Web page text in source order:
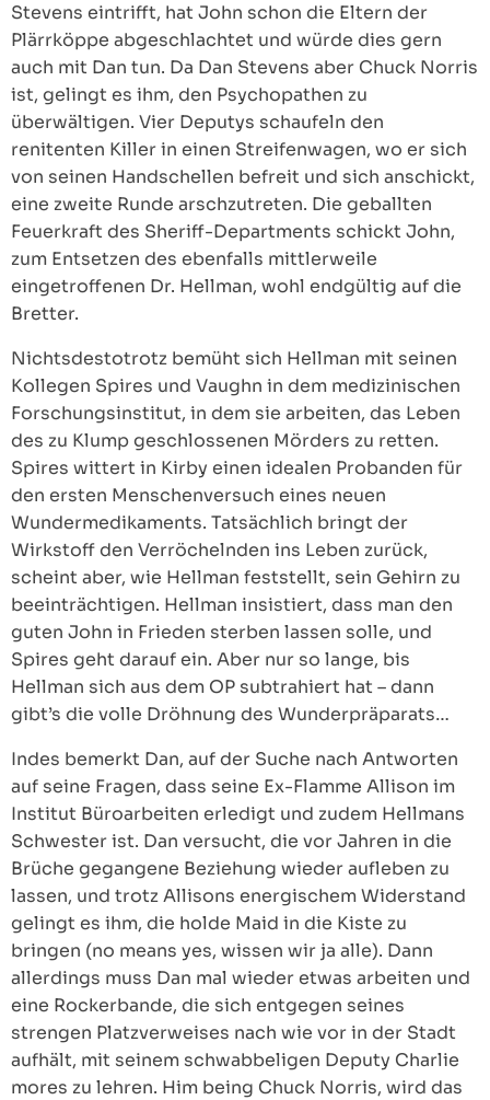
Stevens eintrifft, hat John schon die Eltern der
Plärrköppe abgeschlachtet und würde dies gern
auch mit Dan tun. Da Dan Stevens aber Chuck Norris
ist, gelingt es ihm, den Psychopathen zu
überwältigen. Vier Deputys schaufeln den
renitenten Killer in einen Streifenwagen, wo er sich
von seinen Handschellen befreit und sich anschickt,
eine zweite Runde arschzutreten. Die geballten
Feuerkraft des Sheriff-Departments schickt John,
zum Entsetzen des ebenfalls mittlerweile
eingetroffenen Dr. Hellman, wohl endgültig auf die
Bretter.
Nichtsdestotrotz bemüht sich Hellman mit seinen
Kollegen Spires und Vaughn in dem medizinischen
Forschungsinstitut, in dem sie arbeiten, das Leben
des zu Klump geschlossenen Mörders zu retten.
Spires wittert in Kirby einen idealen Probanden für
den ersten Menschenversuch eines neuen
Wundermedikaments. Tatsächlich bringt der
Wirkstoff den Verröchelnden ins Leben zurück,
scheint aber, wie Hellman feststellt, sein Gehirn zu
beeinträchtigen. Hellman insistiert, dass man den
guten John in Frieden sterben lassen solle, und
Spires geht darauf ein. Aber nur so lange, bis
Hellman sich aus dem OP subtrahiert hat – dann
gibt’s die volle Dröhnung des Wunderpräparats…
Indes bemerkt Dan, auf der Suche nach Antworten
auf seine Fragen, dass seine Ex-Flamme Allison im
Institut Büroarbeiten erledigt und zudem Hellmans
Schwester ist. Dan versucht, die vor Jahren in die
Brüche gegangene Beziehung wieder aufleben zu
lassen, und trotz Allisons energischem Widerstand
gelingt es ihm, die holde Maid in die Kiste zu
bringen (no means yes, wissen wir ja alle). Dann
allerdings muss Dan mal wieder etwas arbeiten und
eine Rockerbande, die sich entgegen seines
strengen Platzverweises nach wie vor in der Stadt
aufhält, mit seinem schwabbeligen Deputy Charlie
mores zu lehren. Him being Chuck Norris, wird das